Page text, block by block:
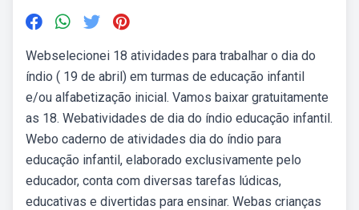
Webselecionei 18 atividades para trabalhar o dia do
índio ( 19 de abril) em turmas de educação infantil
e/ou alfabetização inicial. Vamos baixar gratuitamente
as 18. Webatividades de dia do índio educação infantil.
Webo caderno de atividades dia do índio para
educação infantil, elaborado exclusivamente pelo
educador, conta com diversas tarefas lúdicas,
educativas e divertidas para ensinar. Webas crianças